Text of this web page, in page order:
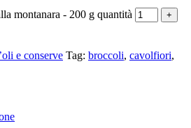
montanara - 200 g quantità
e conserve Tag: broccoli, cavolfiori,